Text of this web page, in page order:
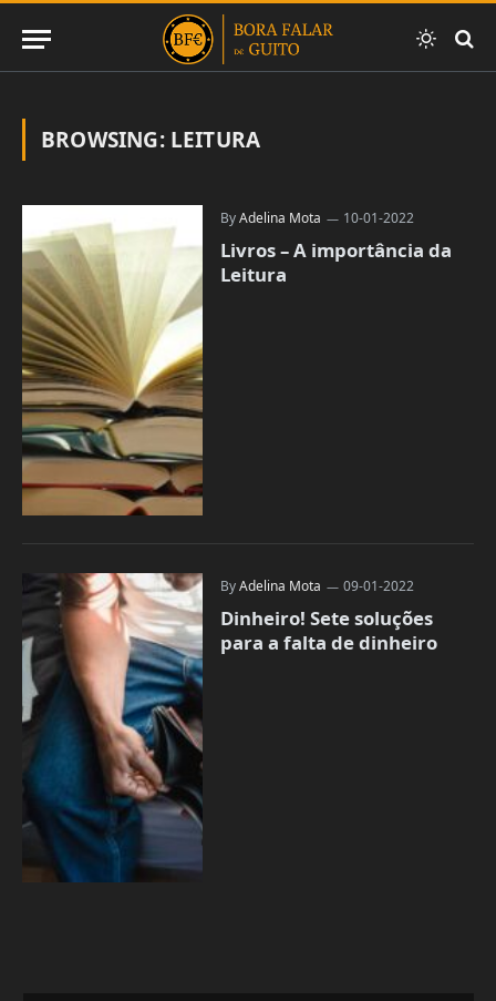
BROWSING: LEITURA
ByAdelina Mota 10-01-2022
Livros – A importância da
Leitura
ByAdelina Mota 09-01-2022
Dinheiro! Sete soluções
para a falta de dinheiro